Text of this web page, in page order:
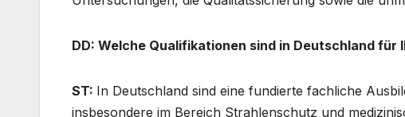
DD: Welche Qualifikationen sind in Deutschland
ST: In Deutschland sind eine fundierte fachliche
insbesondere im Bereich Strahlenschutz und